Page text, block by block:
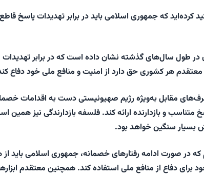
کرده‌اید که جمهوری اسلامی باید در برابر تهدیدات پاسخ قاطع
در طول سال‌های گذشته نشان داده است که در برابر تهدیدات
هر کشوری حق دارد از امنیت و منافع ملی خود دفاع
مقابل به‌ویژه رژیم صهیونیستی دست به اقدامات
متناسب و بازدارنده ارائه کند. فلسفه بازدارندگی نیز همین
بسیار سنگین خواهد بود.
که در صورت ادامه رفتارهای خصمانه، جمهوری اسلامی باید
برای دفاع از منافع ملی استفاده کند. همچنین معتقدم